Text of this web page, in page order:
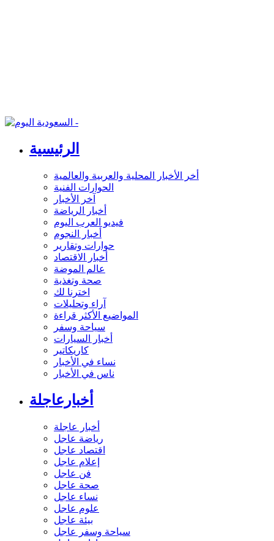
الرئيسية
أخر الأخبار المحلية والعربية والعالمية
الحوارات الفنية
آخر الأخبار
أخبار الرياضة
فيديو العرب اليوم
أخبار النجوم
حوارات وتقارير
أخبار الاقتصاد
عالم الموضة
صحة وتغذية
اخترنا لك
آراء وتحليلات
المواضيع الأكثر قراءة
سياحة وسفر
أخبار السيارات
كاريكاتير
نساء في الأخبار
ناس في الأخبار
أخبارعاجلة
أخبار عاجلة
رياضة عاجل
اقتصاد عاجل
إعلام عاجل
فن عاجل
صحة عاجل
نساء عاجل
علوم عاجل
بيئة عاجل
سياحة وسفر عاجل